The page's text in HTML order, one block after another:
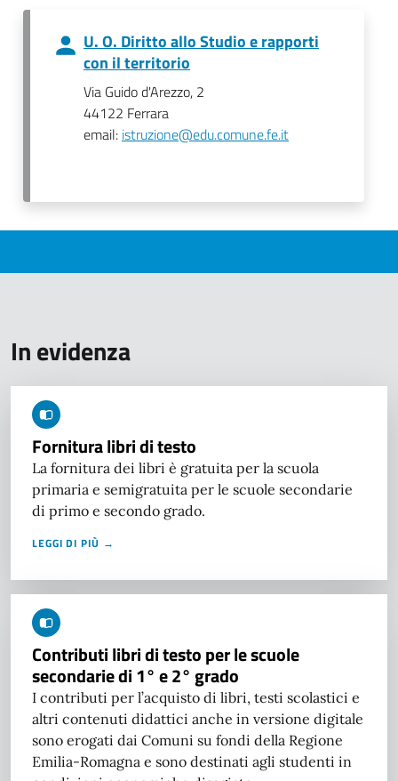
U. O. Diritto allo Studio e rapporti
con il territorio
Via Guido d'Arezzo, 2
44122 Ferrara
email: istruzione@edu.comune.fe.it
In evidenza
Fornitura libri di testo
La fornitura dei libri è gratuita per la scuola
primaria e semigratuita per le scuole secondarie
di primo e secondo grado.
LEGGI DI PIÙ →
Contributi libri di testo per le scuole
secondarie di 1° e 2° grado
I contributi per l’acquisto di libri, testi scolastici e
altri contenuti didattici anche in versione digitale
sono erogati dai Comuni su fondi della Regione
Emilia-Romagna e sono destinati agli studenti in